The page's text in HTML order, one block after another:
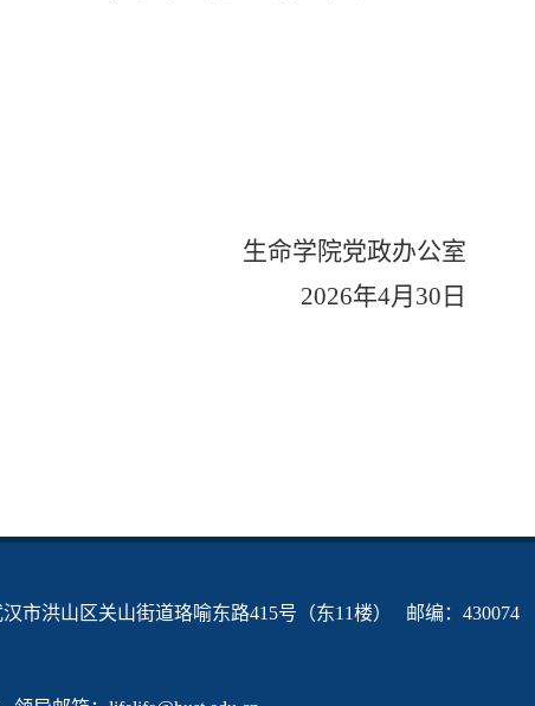
生命学院党政办公室
2026年4月 30 日
市洪山区关山街道珞喻东路415号（东11楼） 邮编：430074